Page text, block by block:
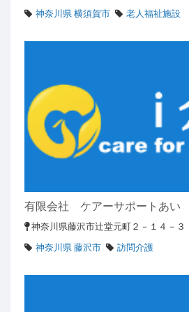
神奈川県 横須賀市
老人福祉施設
有限会社 ケアーサポートあい
神奈川県藤沢市辻堂元町２－１４－３
神奈川県 藤沢市
訪問介護